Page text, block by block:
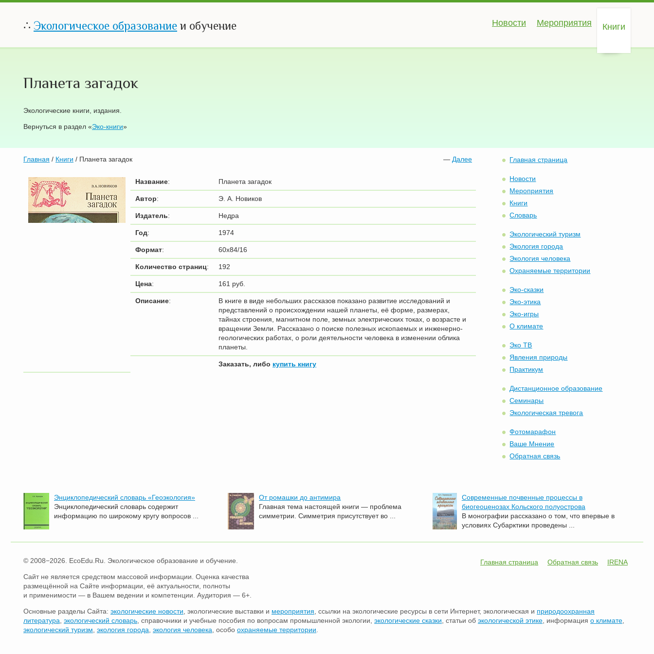
∴ Экологическое образование и обучение Новости Мероприятия Книги
Планета загадок
Экологические книги, издания.
Вернуться в раздел «Эко-книги»
Главная / —Далее
Книги / Планета загадок
Название: Планета загадок
Автор: Э. А. Новиков
Издатель: Недра
Год: 1974
Формат: 60x84/16
Количество страниц: 192
Цена: 161 руб.
Описание:
В книге в виде небольших рассказов показано развитие исследований и
представлений о происхождении нашей планеты, её форме, размерах,
тайнах строения, магнитном поле, земных электрических токах, о возрасте и
вращении Земли. Рассказано о поиске полезных ископаемых и инженерно-
геологических работах, о роли деятельности человека в изменении облика
планеты.
Заказать, либо купить книгу
Главная страница
Новости
Мероприятия
Книги
Словарь
Экологический туризм
Экология города
Экология человека
Охраняемые территории
Эко-сказки
Эко-этика
Эко-игры
О климате
Эко ТВ
Явления природы
Практикум
Дистанционное образование
Семинары
Экологическая тревога
Фотомарафон
Ваше Мнение
Обратная связь
Энциклопедический словарь «Геоэкология»
Энциклопедический словарь содержит
информацию по широкому кругу вопросов ...
От ромашки до антимира
Главная тема настоящей книги — проблема
симметрии. Симметрия присутствует во ...
Современные почвенные процессы в
биогеоценозах Кольского полуострова
В монографии рассказано о том, что впервые в
условиях Субарктики проведены ...
© 2008−2026. EcoEdu.Ru. Экологическое образование и обучение.
Сайт не является средством массовой информации. Оценка качества
размещённой на Сайте информации, её актуальности, полноты
и применимости — в Вашем ведении и компетенции. Аудитория — 6+.
Главная страница Обратная связь IRENA
Основные разделы Сайта: экологические новости, экологические выставки и мероприятия, ссылки на экологические ресурсы в сети Интернет, экологическая и природоохранная
литература, экологический словарь, справочники и учебные пособия по вопросам промышленной экологии, экологические сказки, статьи об экологической этике, информация о климате,
экологический туризм, экология города, экология человека, особо охраняемые территории.